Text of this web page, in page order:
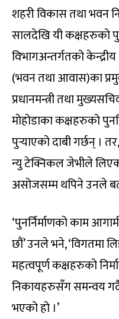
शहरी विकास तथा भवन
सालदेखि यी कक्षहरुको
विभागअन्तर्गतको
(भवन तथा आवास)का
प्रधानमन्त्री तथा
मोहोडाका कक्षहरुको
पुर्‍याएको दाबी गर्छन् ।
न्यु टेक्निकल जेभीले
असोजसम्म थपिने उनले
‘पुनर्निर्माणको काम
छौं’ उनले भने, ‘विगतमा
महत्वपूर्ण कक्षहरुको
निकायहरुसँग समन्वय
भएको हो ।’